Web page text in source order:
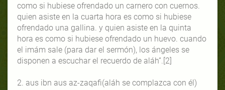
como si hubiese ofrendado un carnero con cuernos.
quien asiste en la cuarta hora es como si hubiese
ofrendado una gallina. y quien asiste en la quinta
hora es como si hubiese ofrendado un huevo. cuando
el imám sale (para dar el sermón), los ángeles se
disponen a escuchar el recuerdo de aláh”.[2]
2. aus ibn aus az-zaqafi(aláh se complazca con él)